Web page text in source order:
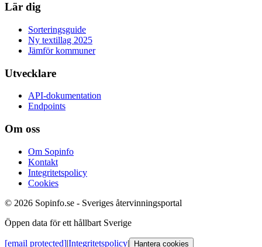
Lär dig
Sorteringsguide
Ny textillag 2025
Jämför kommuner
Utvecklare
API-dokumentation
Endpoints
Om oss
Om Sopinfo
Kontakt
Integritetspolicy
Cookies
© 2026 Sopinfo.se - Sveriges återvinningsportal
Öppen data för ett hållbart Sverige
[email protected]|Integritetspolicy| Hantera cookies